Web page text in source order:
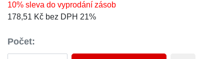
10% sleva do vyprodání zásob
178,51 Kč bez DPH 21%
Počet: